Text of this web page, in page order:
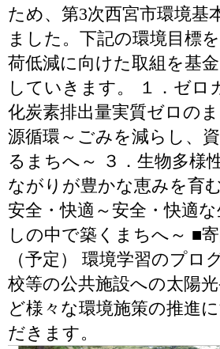
ため、第3次西宮市環境基
ました。下記の環境目標
荷低減に向けた取組を基
していきます。 １．ゼロ
化炭素排出量実質ゼロの
源循環～ごみを減らし、
るまちへ～ ３．生物多様
ながりが豊かな恵みを育
安全・快適～安全・快適
しの中で築くまちへ～ ■
（予定） 環境学習のプロ
校等の公共施設への太陽
ど様々な環境施策の推進
だきます。